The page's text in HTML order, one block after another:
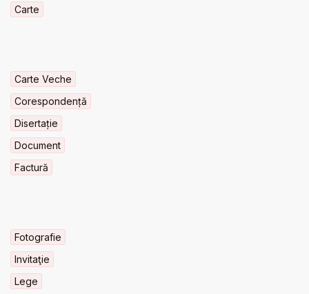
Carte
Carte Veche
Corespondență
Disertație
Document
Factură
Fotografie
Invitaţie
Lege